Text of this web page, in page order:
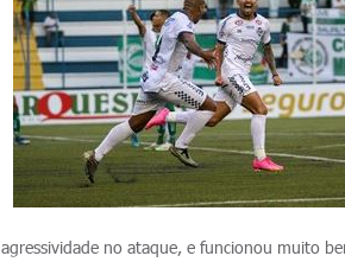
agressividade no ataque, e funcionou muito